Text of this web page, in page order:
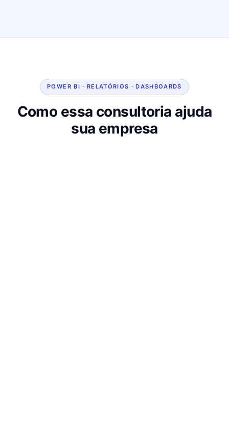
POWER BI · RELATÓRIOS · DASHBOARDS
Como essa consultoria ajuda
sua empresa